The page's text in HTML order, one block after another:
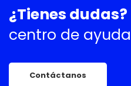
¿Tienes dudas?
centro de ayuda
Contáctanos